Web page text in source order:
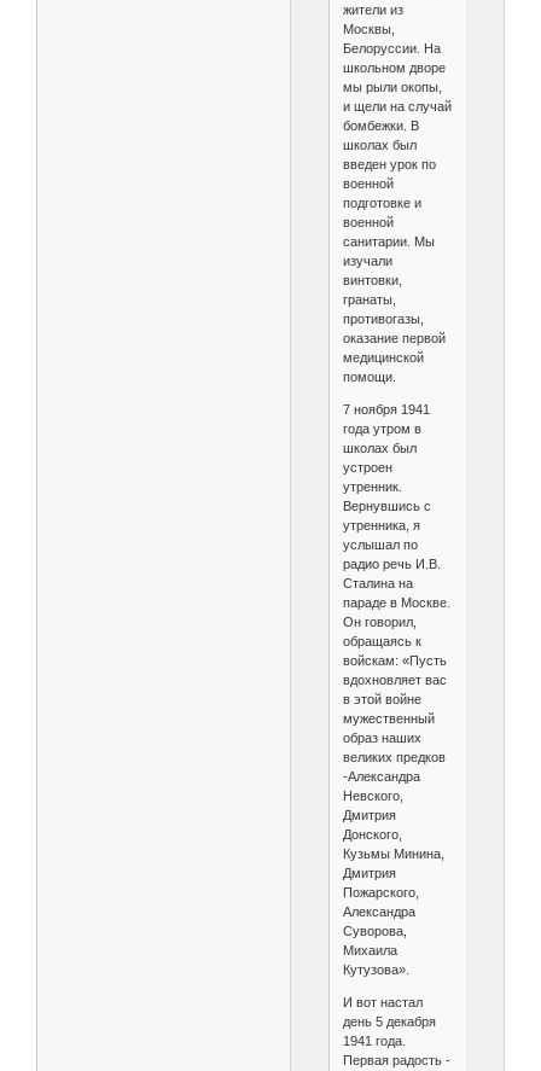
жители из
Москвы,
Белоруссии. На
школьном дворе
мы рыли окопы,
и щели на случай
бомбежки. В
школах был
введен урок по
военной
подготовке и
военной
санитарии. Мы
изучали
винтовки,
гранаты,
противогазы,
оказание первой
медицинской
помощи.
7 ноября 1941
года утром в
школах был
устроен
утренник.
Вернувшись с
утренника, я
услышал по
радио речь И.В.
Сталина на
параде в Москве.
Он говорил,
обращаясь к
войскам: «Пусть
вдохновляет вас
в этой войне
мужественный
образ наших
великих предков
-Александра
Невского,
Дмитрия
Донского,
Кузьмы Минина,
Дмитрия
Пожарского,
Александра
Суворова,
Михаила
Кутузова».
И вот настал
день 5 декабря
1941 года.
Первая радость -